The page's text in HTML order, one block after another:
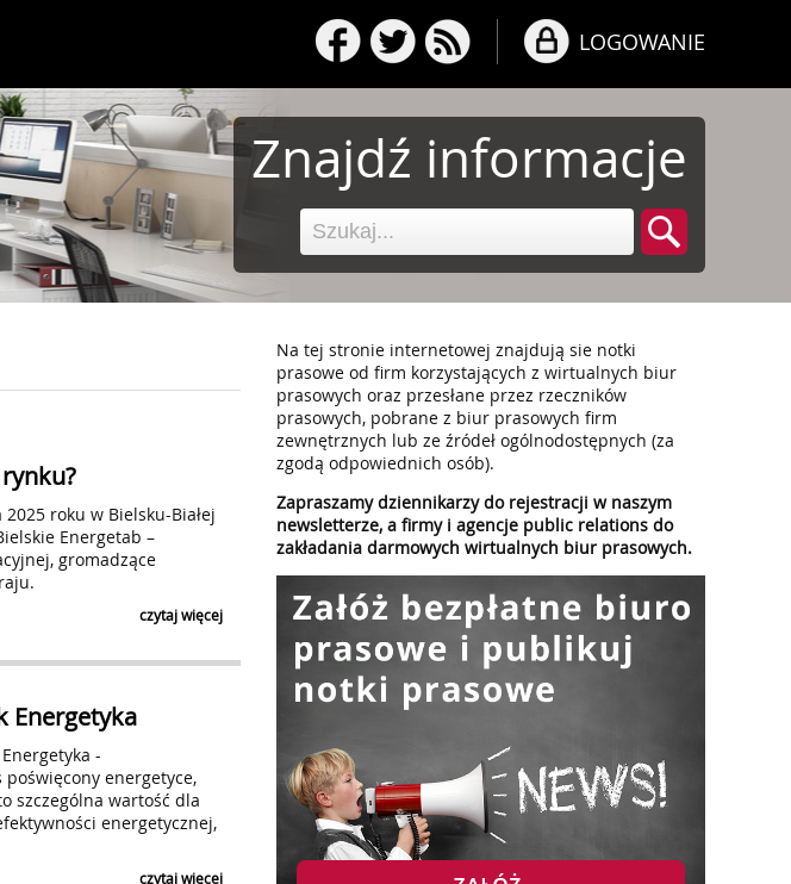
LOGOWANIE
Znajdź informacje
roku w Bielsku-Białej
Energetab –
gromadzące
czytaj więcej
Energetyka
-
energetyce,
szczególna wartość dla
energetycznej,
czytaj więcej
Na tej stronie internetowej znajdują sie notki
prasowe od firm korzystających z wirtualnych biur
prasowych oraz przesłane przez rzeczników
prasowych, pobrane z biur prasowych firm
zewnętrznych lub ze źródeł ogólnodostępnych (za
zgodą odpowiednich osób).
Zapraszamy dziennikarzy do rejestracji w naszym
newsletterze, a firmy i agencje public relations do
zakładania darmowych wirtualnych biur prasowych.